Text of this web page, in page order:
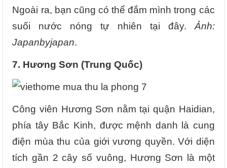
Ngoài ra, bạn cũng có thể đắm mình trong các
suối nước nóng tự nhiên tại đây. Ảnh:
Japanbyjapan.
7. Hương Sơn (Trung Quốc)
Công viên Hương Sơn nằm tại quận Haidian,
phía tây Bắc Kinh, được mệnh danh là cung
điện mùa thu của giới vương quyền. Với diện
tích gần 2 cây số vuông, Hương Sơn là một